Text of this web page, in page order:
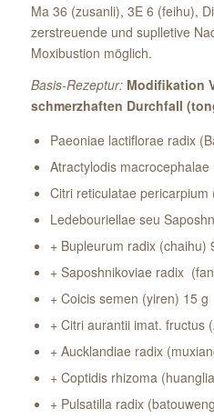
Ma 36 (zusanli), 3E 6 (feihu),
zerstreuende und suplletive
Moxibustion möglich.
Basis-Rezeptur: Modifikation
schmerzhaften Durchfall
Paeoniae lactiflorae radix
Atractylodis
Citri reticulatae pericarpium
Ledebouriellae seu
+ Bupleurum radix (chaihu)
+ Saposhnikoviae radix
+ Coicis semen (yiren) 15 g
+ Citri aurantii imat. fructus
+ Aucklandiae radix
+ Coptidis rhizoma
+ Pulsatilla radix